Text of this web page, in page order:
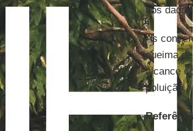
nos
As
queima
alcance
poluição.